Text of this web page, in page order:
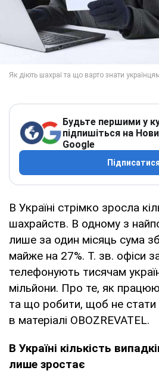
Будьте першими у
підпишіться на
Google
Підписатися
В Україні стрімко зросла
шахрайств. В одному з
лише за один місяць сума
майже на 27%. Т. зв. офіси
телефонують тисячам
мільйони. Про те, як
та що робити, щоб не
в матеріалі OBOZREVATEL.
В Україні кількість
лише зростає